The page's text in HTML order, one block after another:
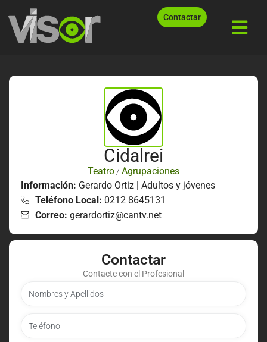
Contactar
Cidalrei
Teatro / Agrupaciones
Información: Gerardo Ortiz | Adultos y jóvenes
Teléfono Local: 0212 8645131
Correo: gerardortiz@cantv.net
Contactar
Contacte con el Profesional